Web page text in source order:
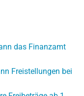
das Finanzamt
Freistellungen bei